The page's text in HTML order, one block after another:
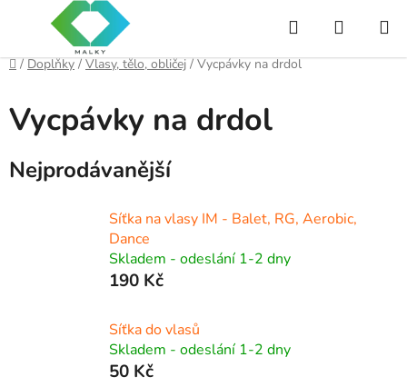
Hledat
KOŠÍK
Domů
/ Doplňky / Vlasy, tělo, obličej / Vycpávky na drdol
Vycpávky na drdol
Nejprodávanější
Síťka na vlasy IM - Balet, RG, Aerobic,
Dance
Skladem - odeslání 1-2 dny
190 Kč
Síťka do vlasů
Skladem - odeslání 1-2 dny
50 Kč